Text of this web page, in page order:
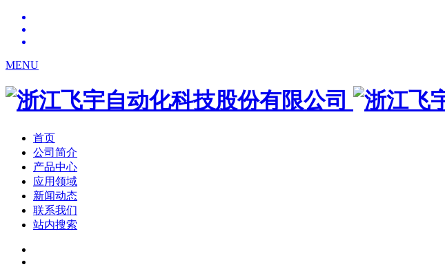
MENU
首页
公司简介
产品中心
应用领域
新闻动态
联系我们
站内搜索